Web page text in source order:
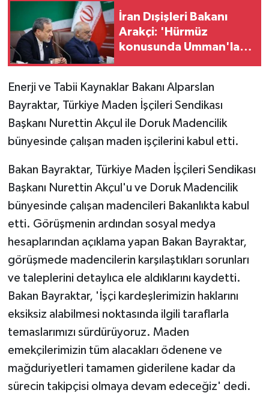
İran Dışişleri Bakanı
Arakçi: 'Hürmüz
konusunda Umman'la
Enerji ve Tabii Kaynaklar Bakanı Alparslan
Bayraktar, Türkiye Maden İşçileri Sendikası
Başkanı Nurettin Akçul ile Doruk Madencilik
bünyesinde çalışan maden işçilerini kabul etti.
Bakan Bayraktar, Türkiye Maden İşçileri Sendikası
Başkanı Nurettin Akçul'u ve Doruk Madencilik
bünyesinde çalışan madencileri Bakanlıkta kabul
etti. Görüşmenin ardından sosyal medya
hesaplarından açıklama yapan Bakan Bayraktar,
görüşmede madencilerin karşılaştıkları sorunları
ve taleplerini detaylıca ele aldıklarını kaydetti.
Bakan Bayraktar, 'İşçi kardeşlerimizin haklarını
eksiksiz alabilmesi noktasında ilgili taraflarla
temaslarımızı sürdürüyoruz. Maden
emekçilerimizin tüm alacakları ödenene ve
mağduriyetleri tamamen giderilene kadar da
sürecin takipçisi olmaya devam edeceğiz' dedi.